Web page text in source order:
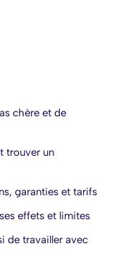
chère et de
trouver un
garanties et tarifs
effets et limites
de travailler avec